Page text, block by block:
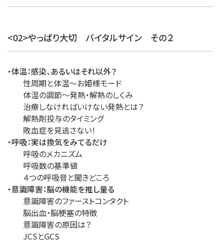
<02>やっぱり大切 バイタルサイン その２
・体温：感染、あるいはそれ以外？
性周期と体温～お姫様モード
体温の調節～発熱・解熱のしくみ
治療しなければいけない発熱とは？
解熱剤投与のタイミング
敗血症を見逃さない！
・呼吸：実は換気をみてるだけ
呼吸のメカニズム
呼吸数の基準値
４つの呼吸音と聞きどころ
・意識障害：脳の機能を推し量る
意識障害のファーストコンタクト
脳出血・脳梗塞の特徴
意識障害の原因は？
JCSとGCS